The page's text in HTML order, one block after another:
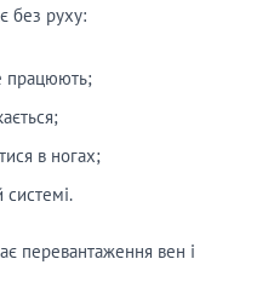
без руху:
працюють;
в ногах;
системі.
перевантаження вен і